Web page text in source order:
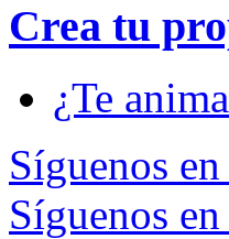
Crea tu
¿Te
Síguenos
Síguenos